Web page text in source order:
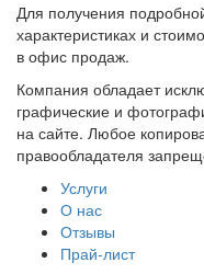
Для получения
характеристиках и
в офис продаж.
Компания обладает
графические и
на сайте. Любое
правообладателя
Услуги
О нас
Отзывы
Прай-лист